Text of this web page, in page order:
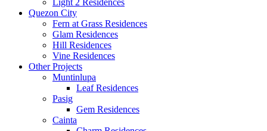
Light 2 Residences
Quezon City
Fern at Grass Residences
Glam Residences
Hill Residences
Vine Residences
Other Projects
Muntinlupa
Leaf Residences
Pasig
Gem Residences
Cainta